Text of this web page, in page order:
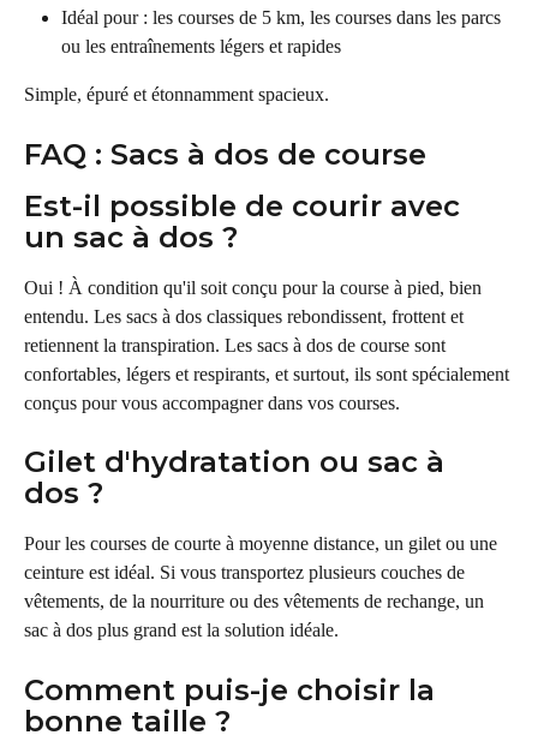
Idéal pour : les courses de 5 km, les courses dans les parcs
ou les entraînements légers et rapides
Simple, épuré et étonnamment spacieux.
FAQ : Sacs à dos de course
Est-il possible de courir avec
un sac à dos ?
Oui ! À condition qu'il soit conçu pour la course à pied, bien
entendu. Les sacs à dos classiques rebondissent, frottent et
retiennent la transpiration. Les sacs à dos de course sont
confortables, légers et respirants, et surtout, ils sont spécialement
conçus pour vous accompagner dans vos courses.
Gilet d'hydratation ou sac à
dos ?
Pour les courses de courte à moyenne distance, un gilet ou une
ceinture est idéal. Si vous transportez plusieurs couches de
vêtements, de la nourriture ou des vêtements de rechange, un
sac à dos plus grand est la solution idéale.
Comment puis-je choisir la
bonne taille ?